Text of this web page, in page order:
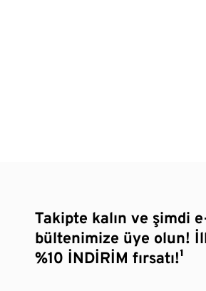
Takipte kalın ve şimdi
bültenimize üye olun!
%10 İNDİRİM fırsatı!¹